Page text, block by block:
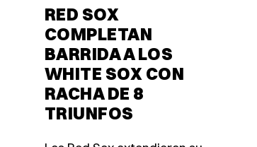
RED SOX
COMPLETAN
BARRIDA A LOS
WHITE SOX CON
RACHA DE 8
TRIUNFOS